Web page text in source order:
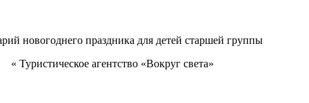
новогоднего праздника для детей старшей группы
агентство «Вокруг света»